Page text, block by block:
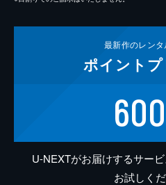
最新作のレン
ポイント
600
U-NEXTがお届けするサー
お試しくだ